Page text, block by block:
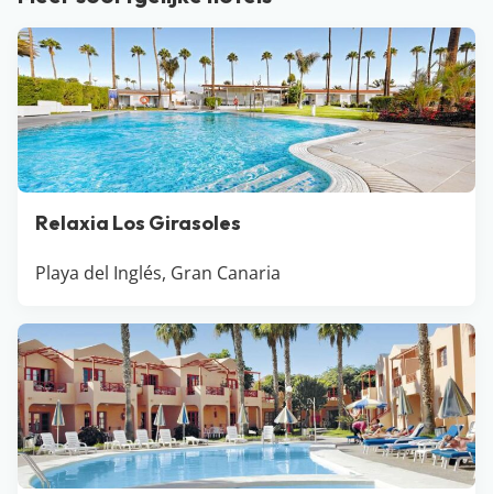
beroemde aardappeltjes met Mojo saus te bestellen.
Wij dromen er nog steeds van!
Relaxia Los Girasoles
Playa del Inglés, Gran Canaria